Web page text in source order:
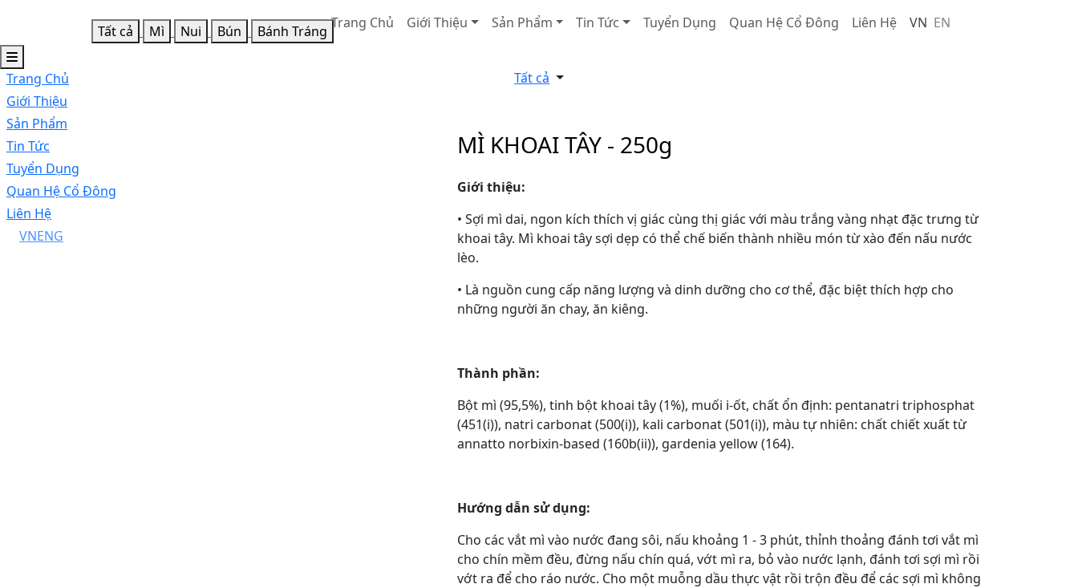
Trang Chủ Giới Thiệu Sản Phẩm Tin Tức Tuyển Dụng Quan Hệ Cổ Đông Liên Hệ VN EN
Trang Chủ
Giới Thiệu
Sản Phẩm
Tin Tức
Tuyển Dụng
Quan Hệ Cổ Đông
Liên Hệ
VNENG
Tất cả Mì Nui Bún Bánh Tráng
Tất cả
MÌ KHOAI TÂY - 250g
Giới thiệu:
• Sợi mì dai, ngon kích thích vị giác cùng thị giác với màu trắng vàng nhạt đặc trưng từ
khoai tây. Mì khoai tây sợi dẹp có thể chế biến thành nhiều món từ xào đến nấu nước
lèo.
• Là nguồn cung cấp năng lượng và dinh dưỡng cho cơ thể, đặc biệt thích hợp cho
những người ăn chay, ăn kiêng.
Thành phần:
Bột mì (95,5%), tinh bột khoai tây (1%), muối i-ốt, chất ổn định: pentanatri triphosphat
(451(i)), natri carbonat (500(i)), kali carbonat (501(i)), màu tự nhiên: chất chiết xuất từ
annatto norbixin-based (160b(ii)), gardenia yellow (164).
Hướng dẫn sử dụng:
Cho các vắt mì vào nước đang sôi, nấu khoảng 1 - 3 phút, thỉnh thoảng đánh tơi vắt mì
cho chín mềm đều, đừng nấu chín quá, vớt mì ra, bỏ vào nước lạnh, đánh tơi sợi mì rồi
vớt ra để cho ráo nước. Cho một muỗng dầu thực vật rồi trộn đều để các sợi mì không